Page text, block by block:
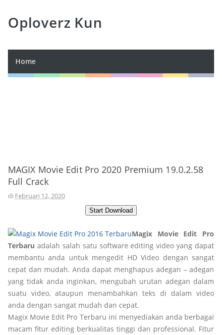
Oploverz Kun
Home
MAGIX Movie Edit Pro 2020 Premium 19.0.2.58
Full Crack
di Februari 12, 2020
Start Download
Magix Movie Edit Pro
Terbaru adalah salah satu software editing video yang dapat
membantu anda untuk mengedit HD Video dengan sangat
cepat dan mudah. Anda dapat menghapus adegan – adegan
yang tidak anda inginkan, mengubah urutan adegan dalam
suatu video, ataupun menambahkan teks di dalam video
anda dengan sangat mudah dan cepat.
Magix Movie Edit Pro Terbaru ini menyediakan anda berbagai
macam fitur editing berkualitas tinggi dan professional. Fitur